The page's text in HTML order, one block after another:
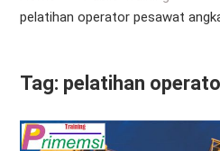
pelatihan operator pesawat
Tag: pelatihan